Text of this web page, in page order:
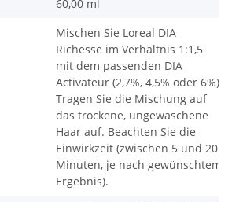
60,00 ml
Mischen Sie Loreal DIA
Richesse im Verhältnis 1:1,5
mit dem passenden DIA
Activateur (2,7%, 4,5% oder 6%).
Tragen Sie die Mischung auf
das trockene, ungewaschene
Haar auf. Beachten Sie die
Einwirkzeit (zwischen 5 und 20
Minuten, je nach gewünschtem
Ergebnis).